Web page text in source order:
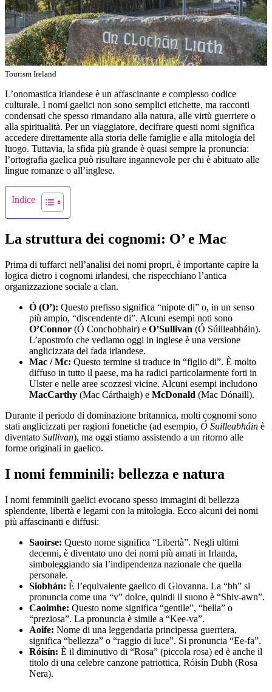
Tourism Ireland
L’onomastica irlandese è un affascinante e complesso codice
culturale. I nomi gaelici non sono semplici etichette, ma racconti
condensati che spesso rimandano alla natura, alle virtù guerriere o
alla spiritualità. Per un viaggiatore, decifrare questi nomi significa
accedere direttamente alla storia delle famiglie e alla mitologia del
luogo. Tuttavia, la sfida più grande è quasi sempre la pronuncia:
l’ortografia gaelica può risultare ingannevole per chi è abituato alle
lingue romanze o all’inglese.
Indice
La struttura dei cognomi: O’ e Mac
Prima di tuffarci nell’analisi dei nomi propri, è importante capire la
logica dietro i cognomi irlandesi, che rispecchiano l’antica
organizzazione sociale a clan.
Ó (O’): Questo prefisso significa “nipote di” o, in un senso
più ampio, “discendente di”. Alcuni esempi noti sono
O’Connor (Ó Conchobhair) e O’Sullivan (Ó Súilleabháin).
L’apostrofo che vediamo oggi in inglese è una versione
anglicizzata del fada irlandese.
Mac / Mc: Questo termine si traduce in “figlio di”. È molto
diffuso in tutto il paese, ma ha radici particolarmente forti in
Ulster e nelle aree scozzesi vicine. Alcuni esempi includono
MacCarthy (Mac Cárthaigh) e McDonald (Mac Dónaill).
Durante il periodo di dominazione britannica, molti cognomi sono
stati anglicizzati per ragioni fonetiche (ad esempio, Ó Suilleabháin è
diventato Sullivan), ma oggi stiamo assistendo a un ritorno alle
forme originali in gaelico.
I nomi femminili: bellezza e natura
I nomi femminili gaelici evocano spesso immagini di bellezza
splendente, libertà e legami con la mitologia. Ecco alcuni dei nomi
più affascinanti e diffusi:
Saoirse: Questo nome significa “Libertà”. Negli ultimi
decenni, è diventato uno dei nomi più amati in Irlanda,
simboleggiando sia l’indipendenza nazionale che quella
personale.
Siobhán: È l’equivalente gaelico di Giovanna. La “bh” si
pronuncia come una “v” dolce, quindi il suono è “Shiv-awn”.
Caoimhe: Questo nome significa “gentile”, “bella” o
“preziosa”. La pronuncia è simile a “Kee-va”.
Aoife: Nome di una leggendaria principessa guerriera,
significa “bellezza” o “raggio di luce”. Si pronuncia “Ee-fa”.
Róisín: È il diminutivo di “Rosa” (piccola rosa) ed è anche il
titolo di una celebre canzone patriottica, Róisín Dubh (Rosa
Nera).